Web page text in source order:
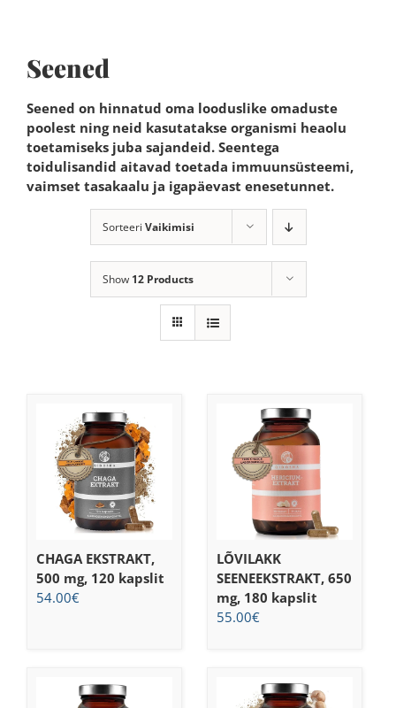
Seened
Seened on hinnatud oma looduslike omaduste
poolest ning neid kasutatakse organismi heaolu
toetamiseks juba sajandeid. Seentega
toidulisandid aitavad toetada immuunsüsteemi,
vaimset tasakaalu ja igapäevast enesetunnet.
Sorteeri Vaikimisi
Show 12 Products
CHAGA EKSTRAKT,
500 mg, 120 kapslit
54.00€
LÕVILAKK
SEENEEKSTRAKT, 650
mg, 180 kapslit
55.00€